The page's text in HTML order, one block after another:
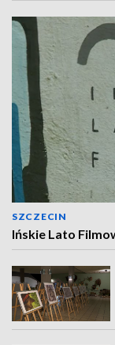
SZCZECIN
Ińskie Lato